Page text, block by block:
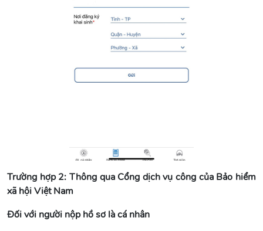
Trường hợp 2: Thông qua Cổng dịch vụ công của Bảo hiểm
xã hội Việt Nam
Đối với người nộp hồ sơ là cá nhân